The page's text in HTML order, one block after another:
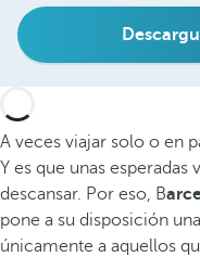
A veces viajar solo o en
Y es que unas
descansar. Por eso, B
pone a su disposición
únicamente a aquellos